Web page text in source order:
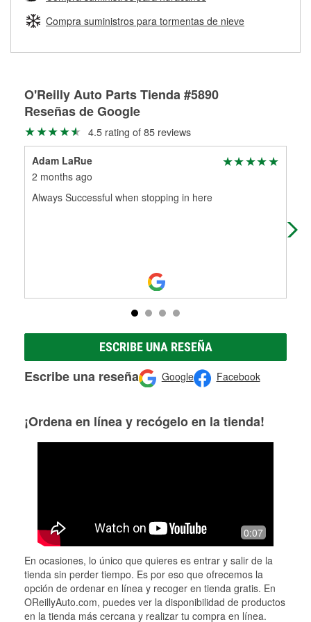
Herramientas de O'Reilly
pueden ser reutilizados, podemos ayudarte a encontrar las
partes de reemplazo correctas para tu reparación.
Rectificación de tambores y discos de freno
Compra suministros para tormentas de nieve
O'Reilly Auto Parts Tienda #5890
Reseñas de Google
4.5 rating of 85 reviews
Adam LaRue
2 months ago
Always Successful when stopping in here
ESCRIBE UNA RESEÑA
Escribe una reseña Google Facebook
¡Ordena en línea y recógelo en la tienda!
0:07
En ocasiones, lo único que quieres es entrar y salir de la
tienda sin perder tiempo. Es por eso que ofrecemos la
opción de ordenar en línea y recoger en tienda gratis. En
OReillyAuto.com, puedes ver la disponibilidad de productos
en la tienda más cercana y realizar tu compra en línea.